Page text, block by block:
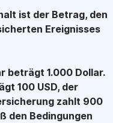
ist der Betrag, den
Ereignisses
beträgt 1.000 Dollar.
100 USD, der
zahlt 900
den Bedingungen